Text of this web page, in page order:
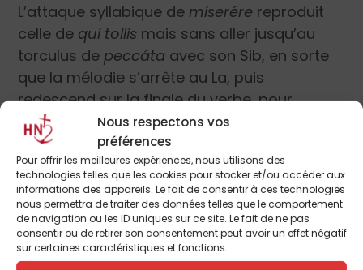
Nous respectons vos
préférences
Pour offrir les meilleures expériences, nous utilisons des
technologies telles que les cookies pour stocker et/ou accéder aux
informations des appareils. Le fait de consentir à ces technologies
nous permettra de traiter des données telles que le comportement
de navigation ou les ID uniques sur ce site. Le fait de ne pas
consentir ou de retirer son consentement peut avoir un effet négatif
sur certaines caractéristiques et fonctions.
L’attaque syllabique de miserére reproduit
celle de qui tollis mais sans aller jusqu’au
torculus de peccáta avec son Sib, en sorte
que la mélodie s’arrête au La, puis
redescend sur la finale du verbe, pour
retrouver, là encore, les cordes
fondamentales de l’intonation. La belle
cadence denobis, sur la tierce descendante,
fixe dans lapaixcette première invocation.
La seconde invocation, on l’a dit, tranche
d’emblée par l’élévation mélodique de son